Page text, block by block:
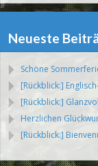
Neueste
Schöne
[Rückblick:]
[Rückblick:]
Herzlichen
[Rückblick:]